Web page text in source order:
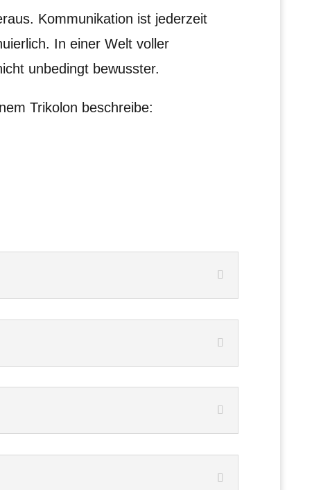
Kommunikation ist jederzeit
In einer Welt voller
unbedingt bewusster.
Trikolon beschreibe: